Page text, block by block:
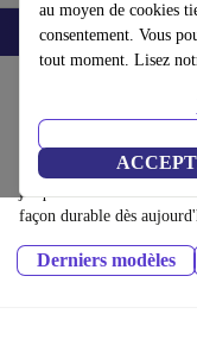
au moyen de cookies
consentement. Vous
tout moment. Lisez
Smartphones Laptops
Tablettes Huawei:
Tablettes Huawei
jusqu'à 40 %. Retours
façon durable dès
Derniers modèles